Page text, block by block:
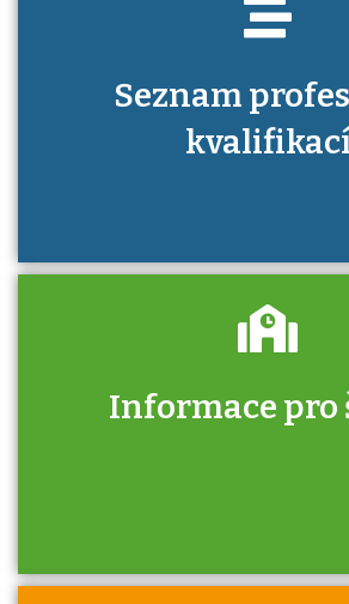
Seznam
Informace pro
Zjistěte, jak se přihlásit ke